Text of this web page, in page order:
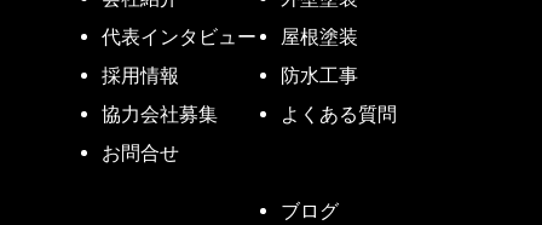
代表インタビュー
採用情報
協力会社募集
お問合せ
屋根塗装
防水工事
よくある質問
ブログ